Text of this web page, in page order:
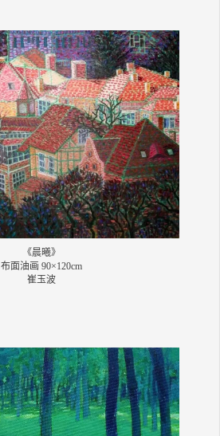
《晨曦》
布面油画 90×120cm
崔玉波